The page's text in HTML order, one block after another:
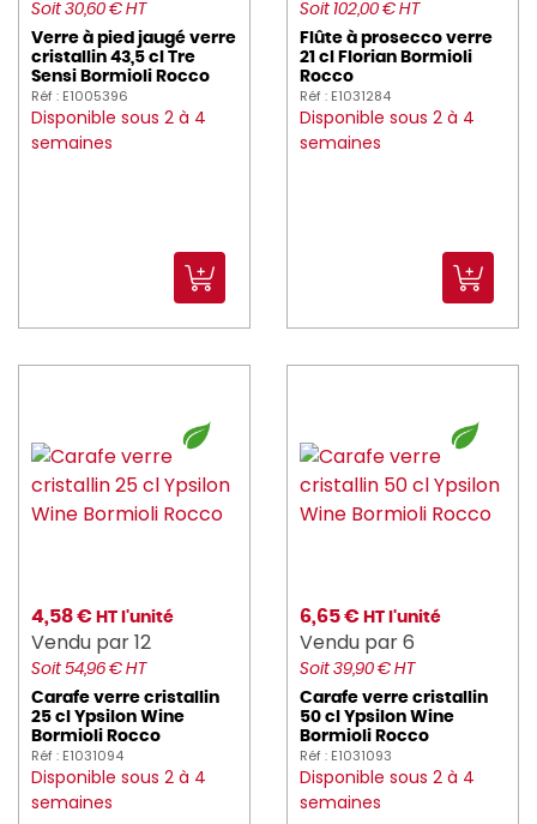
Soit 30,60 € HT
Verre à pied jaugé verre
cristallin 43,5 cl Tre
Sensi Bormioli Rocco
Réf : E1005396
Disponible sous 2 à 4
semaines
Soit 102,00 € HT
Flûte à prosecco verre
21 cl Florian Bormioli
Rocco
Réf : E1031284
Disponible sous 2 à 4
semaines
4,58 € HT l'unité
Vendu par 12
Soit 54,96 € HT
Carafe verre cristallin
25 cl Ypsilon Wine
Bormioli Rocco
Réf : E1031094
Disponible sous 2 à 4
semaines
6,65 € HT l'unité
Vendu par 6
Soit 39,90 € HT
Carafe verre cristallin
50 cl Ypsilon Wine
Bormioli Rocco
Réf : E1031093
Disponible sous 2 à 4
semaines